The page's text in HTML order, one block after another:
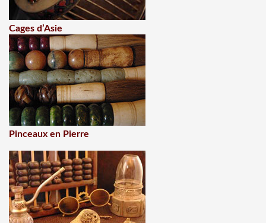
Cages d’Asie
Pinceaux en Pierre